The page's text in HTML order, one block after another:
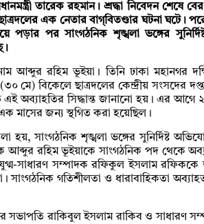
তারেক রহমান। শ্রদ্ধা নিবেদন শেষে
এক নেতার বাগ্‌বিতণ্ডার ঘটনা ঘটে।
পড়ার পর সাংগঠনিক শৃঙ্খলা ভঙ্গের
আব্দুর রহিম ভূইয়া। তিনি ঢাকা মহানগর
মে) বিকেলে ছাত্রদলের কেন্দ্রীয় সংসদের
এই অব্যাহতির সিদ্ধান্ত জানানো হয়। এর
মাসের জন্য স্থগিত করা হয়েছিল।
হয়, সাংগঠনিক শৃঙ্খলা ভঙ্গের সুনির্দিষ্ট
আব্দুর রহিম ভূইয়াকে সাংগঠনিক পদ থেকে
সাধারণ সম্পাদক রফিকুল ইসলাম রফিককে
সাংগঠনিক গতিশীলতা ও ধারাবাহিকতা অব্যাহত
সভাপতি রাকিবুল ইসলাম রাকিব ও সাধারণ